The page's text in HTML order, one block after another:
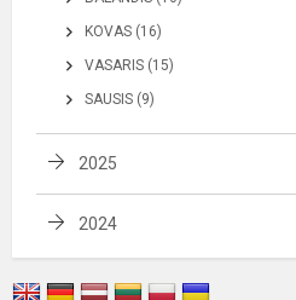
KOVAS (16)
VASARIS (15)
SAUSIS (9)
2025
2024